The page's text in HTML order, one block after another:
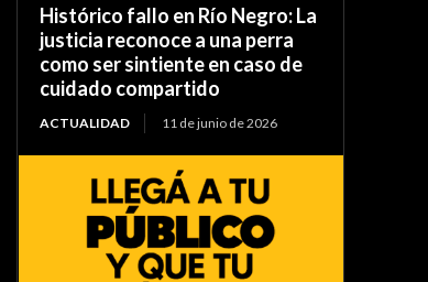
Histórico fallo en Río Negro: La
justicia reconoce a una perra
como ser sintiente en caso de
cuidado compartido
ACTUALIDAD 11 de junio de 2026